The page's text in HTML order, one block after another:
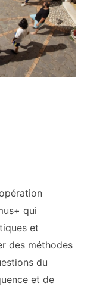
qui
et
des méthodes
du
et de